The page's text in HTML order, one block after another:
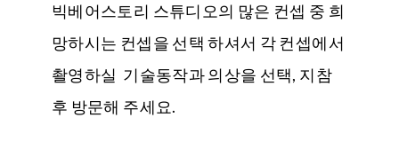
빅베어스토리 스튜디오의 많은 컨셉 중 희
망하시는 컨셉을 선택 하셔서 각 컨셉에서
촬영하실 기술동작과 의상을 선택, 지참
후 방문해 주세요.